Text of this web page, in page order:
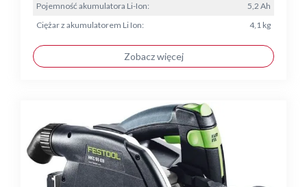
Pojemność akumulatora Li-Ion:
5,2 Ah
Ciężar z akumulatorem Li Ion:
4,1 kg
Zobacz więcej